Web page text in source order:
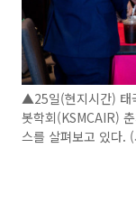
▲25일(현지시간) 태
봇학회(KSMCAIR)
스를 살펴보고 있다.